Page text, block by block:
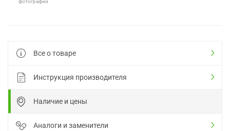
фотографии
Все о товаре
Инструкция производителя
Наличие и цены
Аналоги и заменители